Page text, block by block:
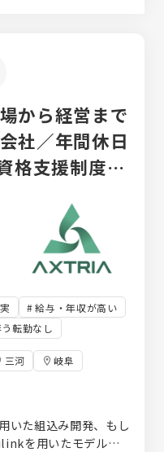
ります。 技術者とし
い、もっと専門的なス
い勤務地で働きたい、
なんでもご要望くださ
状改善をご支援させ
から経営まで
社／年間休日
格支援制度な
給与・年収が高い
転勤なし
三河
岐阜
いた組込み開発、もし
を用いたモデルベ